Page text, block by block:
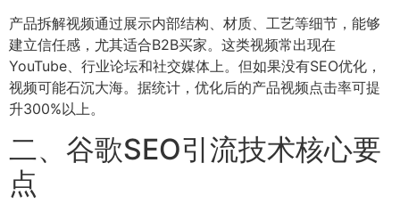
产品拆解视频通过展示内部结构、材质、工艺等细节，能够
建立信任感，尤其适合B2B买家。这类视频常出现在
YouTube、行业论坛和社交媒体上。但如果没有SEO优化，
视频可能石沉大海。据统计，优化后的产品视频点击率可提
升300%以上。
二、谷歌SEO引流技术核心要
点